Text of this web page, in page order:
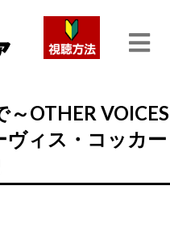
OTHER VOICES
ヴィス・コッカー